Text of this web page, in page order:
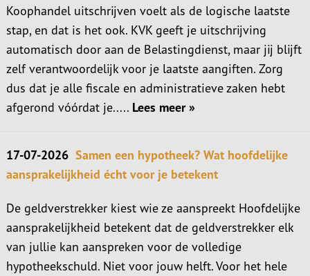
Koophandel uitschrijven voelt als de logische laatste
stap, en dat is het ook. KVK geeft je uitschrijving
automatisch door aan de Belastingdienst, maar jij blijft
zelf verantwoordelijk voor je laatste aangiften. Zorg
dus dat je alle fiscale en administratieve zaken hebt
afgerond vóórdat je..... Lees meer »
17-07-2026 Samen een hypotheek? Wat hoofdelijke
aansprakelijkheid écht voor je betekent
De geldverstrekker kiest wie ze aanspreekt Hoofdelijke
aansprakelijkheid betekent dat de geldverstrekker elk
van jullie kan aanspreken voor de volledige
hypotheekschuld. Niet voor jouw helft. Voor het hele